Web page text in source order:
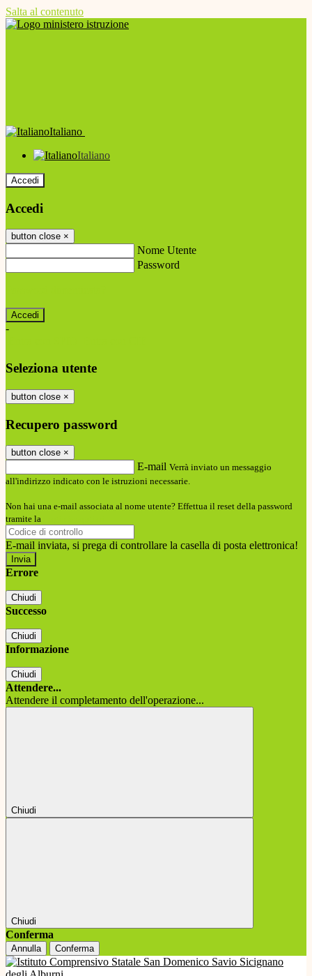
Salta al contenuto
Italiano
Italiano
Accedi
Accedi
button close ×
Nome Utente
Password
-
Seleziona utente
button close ×
Recupero password
button close ×
E-mail Verrà inviato un messaggio
all'indirizzo indicato con le istruzioni necessarie.
Non hai una e-mail associata al nome utente? Effettua il reset della password
tramite la
E-mail inviata, si prega di controllare la casella di posta elettronica!
Errore
Chiudi
Successo
Chiudi
Informazione
Chiudi
Attendere...
Attendere il completamento dell'operazione...
Chiudi
Chiudi
Conferma
Annulla Conferma